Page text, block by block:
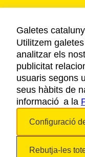
Galetes
Utilitzem
analitzar els
publicitat
usuaris segons
seus hàbits de
informació a la
Configuració
Rebutja-les